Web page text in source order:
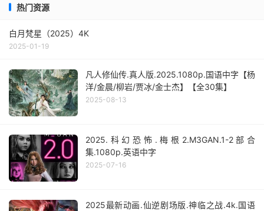
热门资源
白月梵星（2025）4K
2025-01-19
凡人修仙传.真人版.2025.1080p.国语中字【杨
洋/金晨/柳岩/贾冰/金士杰】【全30集】
2025-08-13
2025.科幻恐怖.梅根2.M3GAN.1-2部合
集.1080p.英语中字
2025-07-16
2025最新动画.仙逆剧场版.神临之战.4k.国语